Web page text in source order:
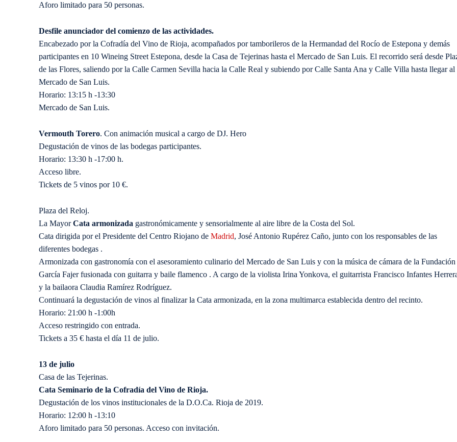
Aforo limitado para 50 personas.
Desfile anunciador del comienzo de las actividades.
Encabezado por la Cofradía del Vino de Rioja, acompañados por tamborileros de la Hermandad del Rocío de Estepona y demás
participantes en 10 Wineing Street Estepona, desde la Casa de Tejerinas hasta el Mercado de San Luis. El recorrido será desde
de las Flores, saliendo por la Calle Carmen Sevilla hacia la Calle Real y subiendo por Calle Santa Ana y Calle Villa hasta llegar al
Mercado de San Luis.
Horario: 13:15 h -13:30
Mercado de San Luis.
Vermouth Torero. Con animación musical a cargo de DJ. Hero
Degustación de vinos de las bodegas participantes.
Horario: 13:30 h -17:00 h.
Acceso libre.
Tickets de 5 vinos por 10 €.
Plaza del Reloj.
La MayorCata armonizada gastronómicamente y sensorialmente al aire libre de la Costa del Sol.
Cata dirigida por el Presidente del Centro Riojano de Madrid, José Antonio Rupérez Caño, junto con los responsables de las
diferentes bodegas .
Armonizada con gastronomía con el asesoramiento culinario del Mercado de San Luis y con la música de cámara de la Fundación
García Fajer fusionada con guitarra y baile flamenco . A cargo de la violista Irina Yonkova, el guitarrista Francisco Infantes
y la bailaora Claudia Ramírez Rodríguez.
Continuará la degustación de vinos al finalizar la Cata armonizada, en la zona multimarca establecida dentro del recinto.
Horario: 21:00 h -1:00h
Acceso restringido con entrada.
Tickets a 35 € hasta el día 11 de julio.
13 de julio
Casa de las Tejerinas.
Cata Seminario de la Cofradía del Vino de Rioja.
Degustación de los vinos institucionales de la D.O.Ca. Rioja de 2019.
Horario: 12:00 h -13:10
Aforo limitado para 50 personas. Acceso con invitación.